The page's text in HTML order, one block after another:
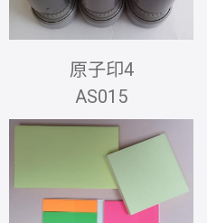
原子印4
AS015